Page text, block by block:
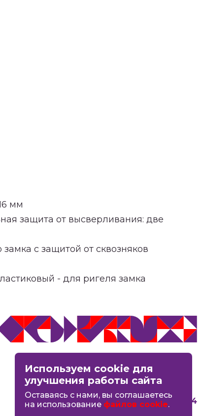
мм
защита от высверливания: две
с защитой от сквозняков
- для ригеля замка
Вконтакте
8 (4942) 44-06-14
Используем cookie для
улучшения работы сайта
Оставаясь с нами, вы соглашаетесь
на использование файлов cookie.